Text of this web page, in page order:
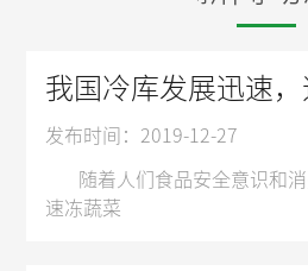
发布时间：2019-12-27
随着人们食品安全意识和消
速冻蔬菜